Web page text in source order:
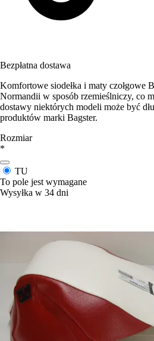
Bezpłatna dostawa
Komfortowe siodełka i maty czołgowe
Normandii w sposób rzemieślniczy, co
dostawy niektórych modeli może być
produktów marki Bagster.
Rozmiar
*
TU
To pole jest wymagane
Wysyłka w 34 dni